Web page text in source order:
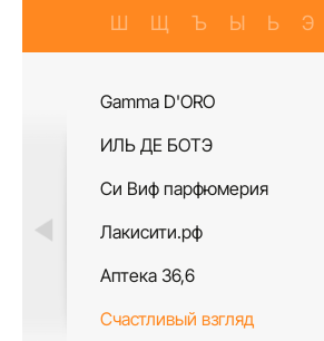
Ш
Щ Ъ Ы Ь Э
Gamma D'ORO
ИЛЬ ДЕ БОТЭ
Си Виф парфюмерия
Лакисити.рф
Аптека 36,6
Счастливый взгляд